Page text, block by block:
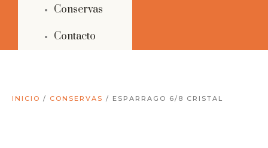
Conservas
Contacto
INICIO / CONSERVAS / ESPARRAGO 6/8 CRISTAL